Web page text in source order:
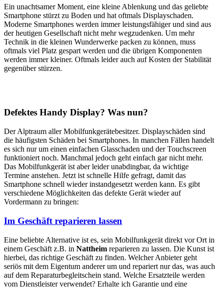
Ein unachtsamer Moment, eine kleine Ablenkung und das geliebte
Smartphone stürzt zu Boden und hat oftmals Displayschaden.
Moderne Smartphones werden immer leistungsfähiger und sind aus
der heutigen Gesellschaft nicht mehr wegzudenken. Um mehr
Technik in die kleinen Wunderwerke packen zu können, muss
oftmals viel Platz gespart werden und die übrigen Komponenten
werden immer kleiner. Oftmals leider auch auf Kosten der Stabilität
gegenüber stürzen.
Defektes Handy Display? Was nun?
Der Alptraum aller Mobilfunkgerätebesitzer. Displayschäden sind
die häufigsten Schäden bei Smartphones. In manchen Fällen handelt
es sich nur um einen einfachen Glasschaden und der Touchscreen
funktioniert noch. Manchmal jedoch geht einfach gar nicht mehr.
Das Mobilfunkgerät ist aber leider unabdingbar, da wichtige
Termine anstehen. Jetzt ist schnelle Hilfe gefragt, damit das
Smartphone schnell wieder instandgesetzt werden kann. Es gibt
verschiedene Möglichkeiten das defekte Gerät wieder auf
Vordermann zu bringen:
Im Geschäft reparieren lassen
Eine beliebte Alternative ist es, sein Mobilfunkgerät direkt vor Ort in
einem Geschäft z.B. in Nattheim reparieren zu lassen. Die Kunst ist
hierbei, das richtige Geschäft zu finden. Welcher Anbieter geht
seriös mit dem Eigentum anderer um und repariert nur das, was auch
auf dem Reparaturbegleitschein stand. Welche Ersatzteile werden
vom Dienstleister verwendet? Erhalte ich Garantie und eine